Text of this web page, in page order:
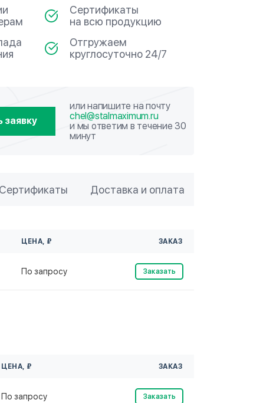
Сертификаты
на всю продукцию
Отгружаем
круглосуточно 24/7
заявку
или напишите на почту
chel@stalmaximum.ru
и мы ответим в течение 30
минут
Сертификаты Доставка и оплата
ЦЕНА, ₽ ЗАКАЗ
По запросу Заказать
ЦЕНА, ₽ ЗАКАЗ
По запросу Заказать